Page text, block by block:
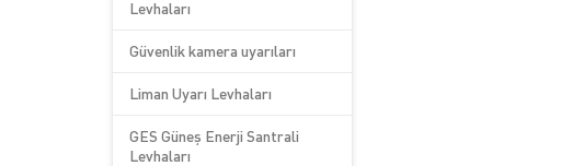
Levhaları
Güvenlik kamera uyarıları
Liman Uyarı Levhaları
GES Güneş Enerji Santrali
Levhaları